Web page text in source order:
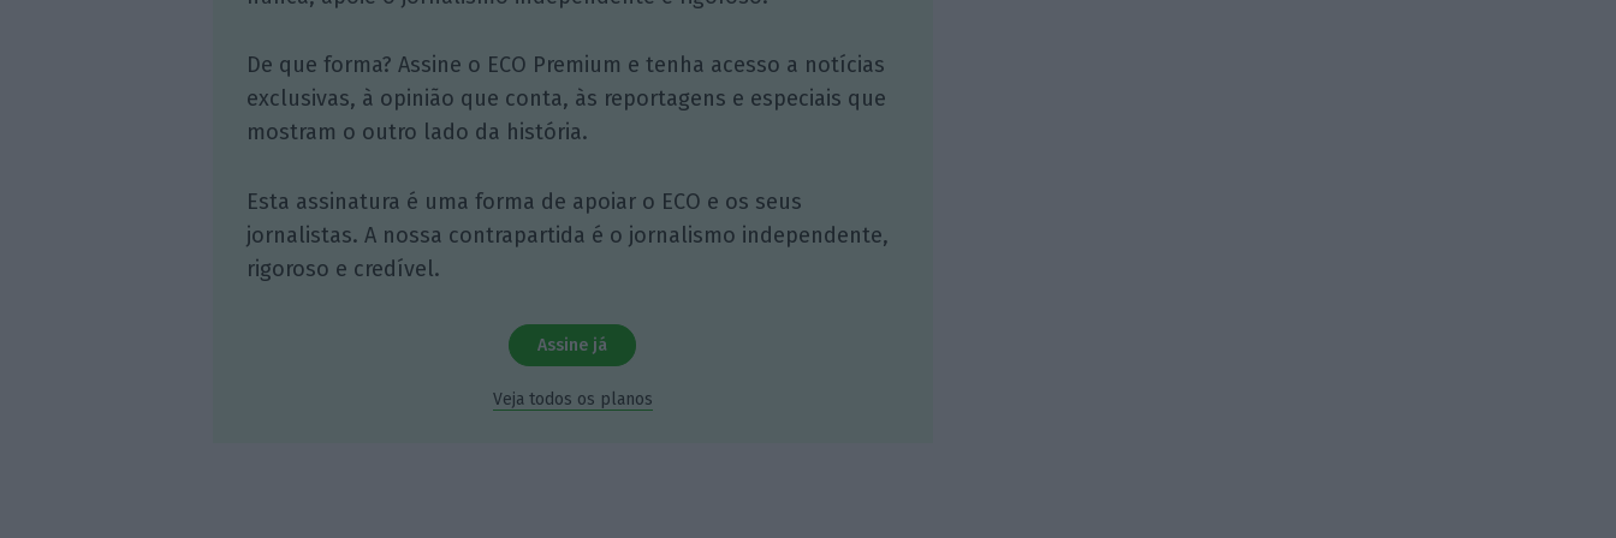
De que forma? Assine o ECO Premium e tenha acesso a notícias
exclusivas, à opinião que conta, às reportagens e especiais que
mostram o outro lado da história.
Esta assinatura é uma forma de apoiar o ECO e os seus
jornalistas. A nossa contrapartida é o jornalismo independente,
rigoroso e credível.
Assine já
Veja todos os planos